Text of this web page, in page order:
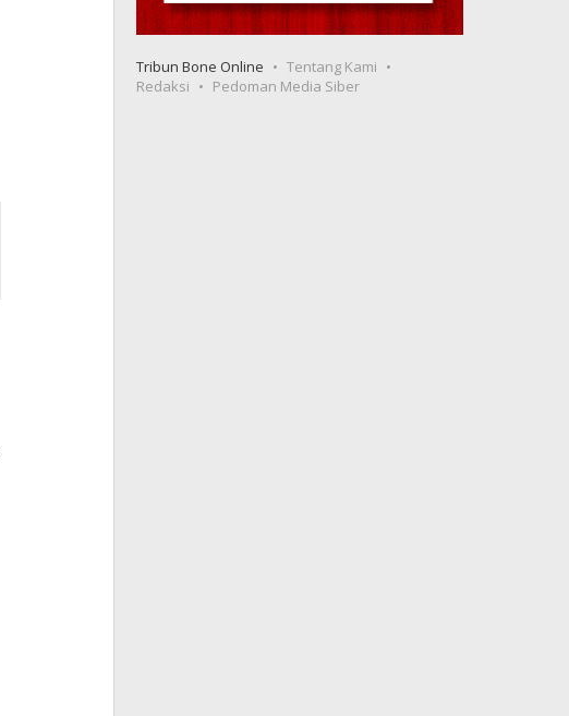
Tribun Bone Online
Tentang Kami
Redaksi
Pedoman Media Siber